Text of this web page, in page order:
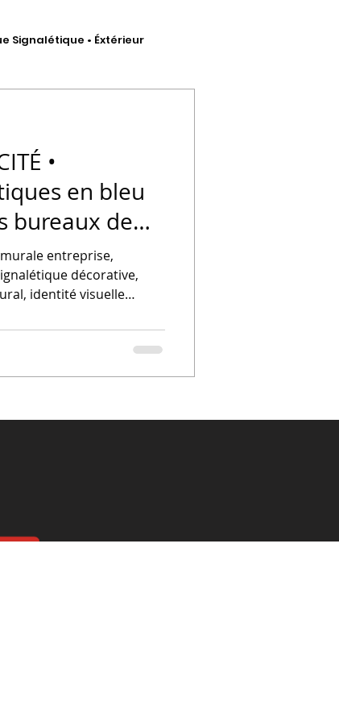
Signalétique • Éxtérieur
•
en bleu
bureaux de
murale entreprise,
décorative,
identité visuelle
vitrine,